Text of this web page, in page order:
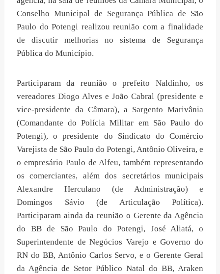
Conselho Municipal de Segurança Pública de São
Paulo do Potengi realizou reunião com a finalidade
de discutir melhorias no sistema de Segurança
Pública do Município.
Participaram da reunião o prefeito Naldinho, os
vereadores Diogo Alves e João Cabral (presidente e
vice-presidente da Câmara), a Sargento Marivânia
(Comandante do Polícia Militar em São Paulo do
Potengi), o presidente do Sindicato do Comércio
Varejista de São Paulo do Potengi, Antônio Oliveira, e
o empresário Paulo de Alfeu, também representando
os comerciantes, além dos secretários municipais
Alexandre Herculano (de Administração) e
Domingos Sávio (de Articulação Política).
Participaram ainda da reunião o Gerente da Agência
do BB de São Paulo do Potengi, José Aliatá, o
Superintendente de Negócios Varejo e Governo do
RN do BB, Antônio Carlos Servo, e o Gerente Geral
da Agência de Setor Público Natal do BB, Araken